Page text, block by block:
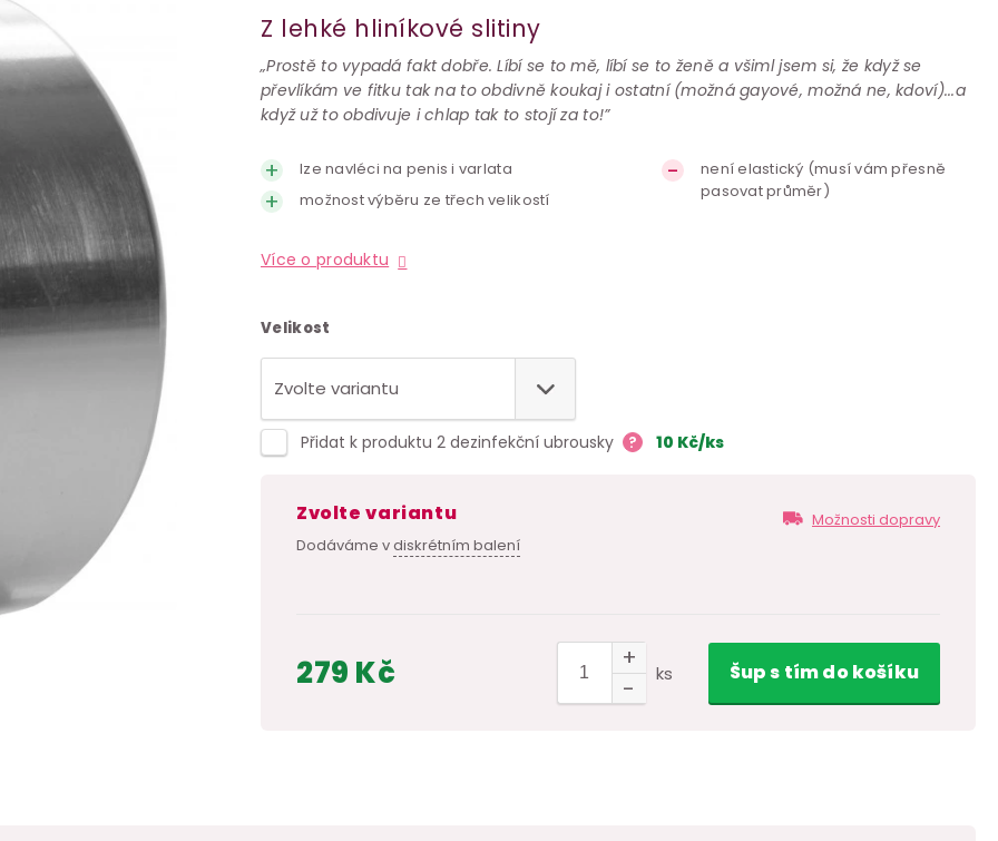
Z lehké hliníkové slitiny
„Prostě to vypadá fakt dobře. Líbí se to mě, líbí se to ženě a všiml jsem si, že když se
převlíkám ve fitku tak na to obdivně koukaj i ostatní (možná gayové, možná ne, kdoví)...a
když už to obdivuje i chlap tak to stojí za to!”
lze navléci na penis i varlata
možnost výběru ze třech velikostí
není elastický (musí vám přesně
pasovat průměr)
Více o produktu
Velikost
Přidat k produktu 2 dezinfekční ubrousky ? 10 Kč/ks
Zvolte variantu
Dodáváme vdiskrétním balení
Možnosti dopravy
279 Kč ks Šups tímdo košíku